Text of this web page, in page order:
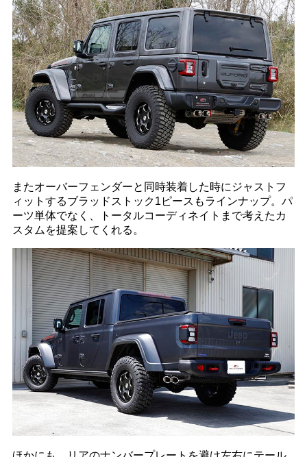
またオーバーフェンダーと同時装着した時にジャストフ
ィットするブラッドストック1ピースもラインナップ。パ
ーツ単体でなく、トータルコーディネイトまで考えたカ
スタムを提案してくれる。